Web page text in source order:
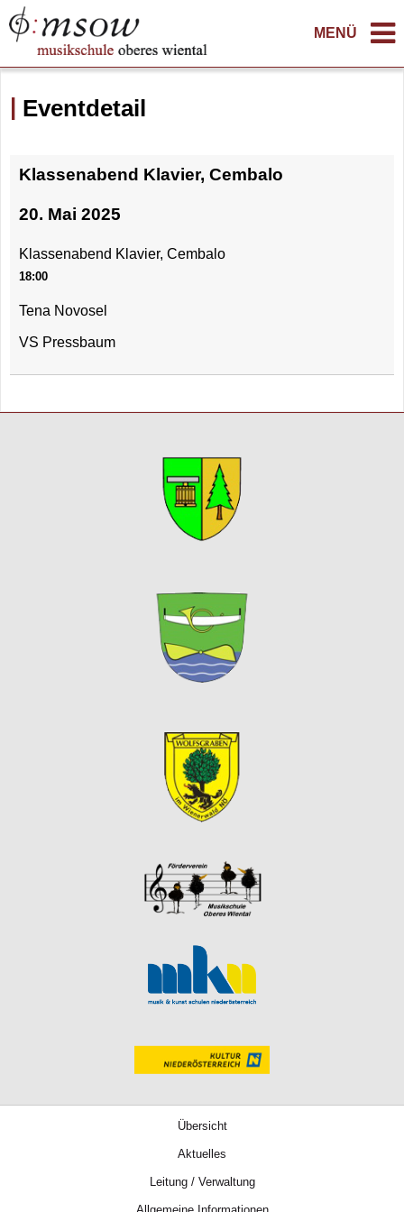
MENÜ
Eventdetail
Klassenabend Klavier, Cembalo
20. Mai 2025
Klassenabend Klavier, Cembalo
18:00
Tena Novosel
VS Pressbaum
Übersicht
Aktuelles
Leitung / Verwaltung